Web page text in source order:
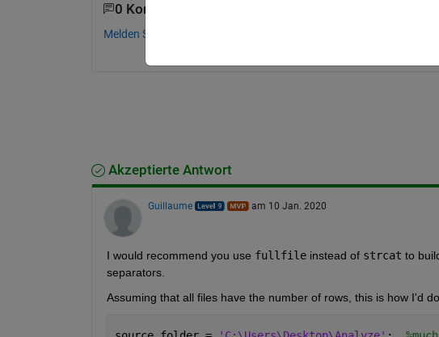
0 Kommentare
Melden Sie sich an, um zu kommentieren.
Akzeptierte Antwort
Guillaume am 10 Jan. 2020
I would recommend you use fullfile instead of strcat to
separators.
Assuming that all files have the number of rows, this is how I'd